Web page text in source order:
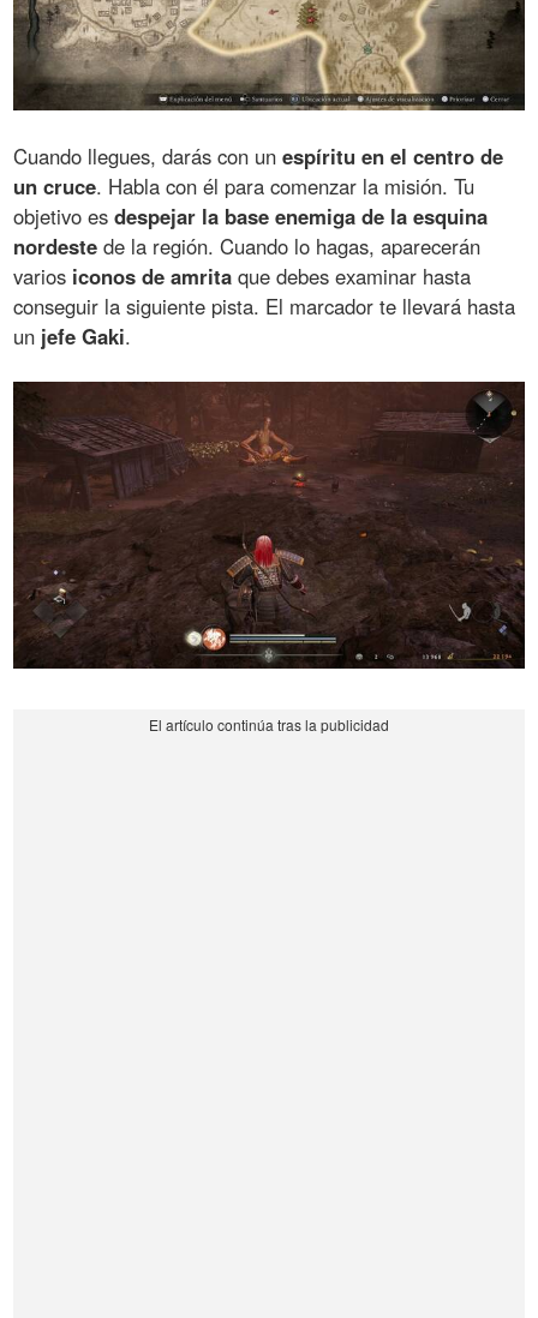
Cuando llegues, darás con unespíritu en el centro de
un cruce. Habla con él para comenzar la misión. Tu
objetivo esdespejar la base enemiga de la esquina
nordeste de la región. Cuando lo hagas, aparecerán
varios iconos de amrita que debes examinar hasta
conseguir la siguiente pista. El marcador te llevará hasta
un jefe Gaki.